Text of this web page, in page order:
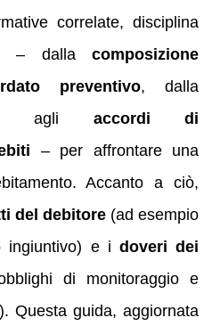
correlate, disciplina
– dalla composizione
preventivo, dalla
agli accordi di
– per affrontare una
Accanto a ciò,
del debitore (ad esempio
ingiuntivo) e i doveri dei
di monitoraggio e
Questa guida, aggiornata